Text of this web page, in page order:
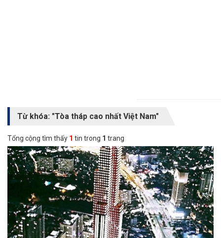
Từ khóa: "Tòa tháp cao nhất Việt Nam"
Tổng cộng tìm thấy 1 tin trong 1 trang